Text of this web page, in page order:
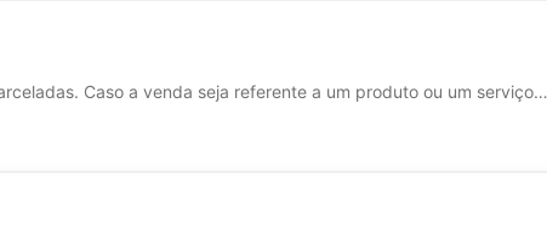
Caso a venda seja referente a um produto ou um serviço…